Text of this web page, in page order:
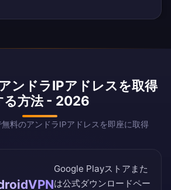
ンドラIPアドレスを取得
る方法 - 2026
料のアンドラIPアドレスを即座に取得
Google Playストア また
は公式ダウンロードペー